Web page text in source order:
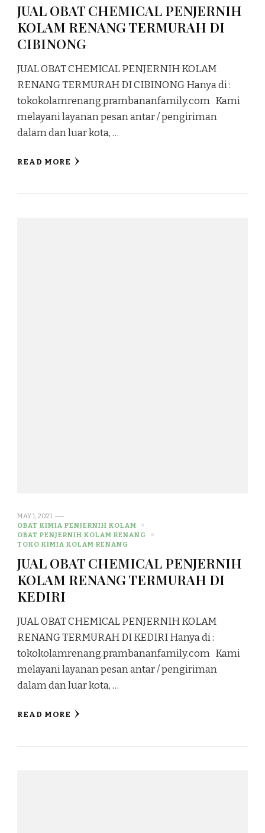
JUAL OBAT CHEMICAL PENJERNIH
KOLAM RENANG TERMURAH DI
CIBINONG
JUAL OBAT CHEMICAL PENJERNIH KOLAM
RENANG TERMURAH DI CIBINONG Hanya di :
tokokolamrenang.prambananfamily.com Kami
melayani layanan pesan antar / pengiriman
dalam dan luar kota, …
READ MORE
MAY 1, 2021
OBAT KIMIA PENJERNIH KOLAM
OBAT PENJERNIH KOLAM RENANG
TOKO KIMIA KOLAM RENANG
JUAL OBAT CHEMICAL PENJERNIH
KOLAM RENANG TERMURAH DI
KEDIRI
JUAL OBAT CHEMICAL PENJERNIH KOLAM
RENANG TERMURAH DI KEDIRI Hanya di :
tokokolamrenang.prambananfamily.com Kami
melayani layanan pesan antar / pengiriman
dalam dan luar kota, …
READ MORE